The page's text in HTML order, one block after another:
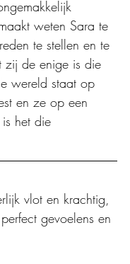
weten Sara te
te stellen en te
zij de enige is die
wereld staat op
en ze op een
het die
vlot en krachtig,
gevoelens en